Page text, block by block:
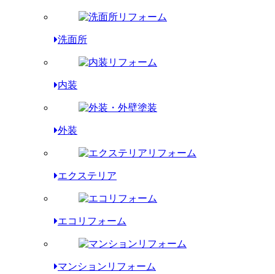
洗面所
内装
外装
エクステリア
エコリフォーム
マンションリフォーム